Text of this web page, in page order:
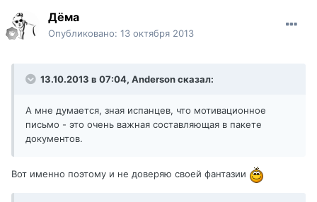
Дёма
Опубликовано: 13 октября 2013
13.10.2013 в 07:04, Anderson сказал:
А мне думается, зная испанцев, что мотивационное
письмо - это очень важная составляющая в пакете
документов.
Вот именно поэтому и не доверяю своей фантазии